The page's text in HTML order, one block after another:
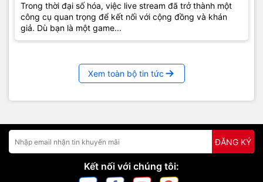
Trong thời đại số hóa, việc live stream đã trở thành một
công cụ quan trọng để kết nối với cộng đồng và khán
giả. Dù bạn là một game...
Xem toàn bộ tin tức
ĐĂNG KÝ
Kết nối với chúng tôi: